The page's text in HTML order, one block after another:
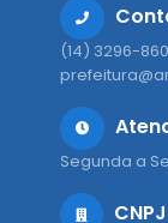
(14) 3296-
Segunda a
CNPJ